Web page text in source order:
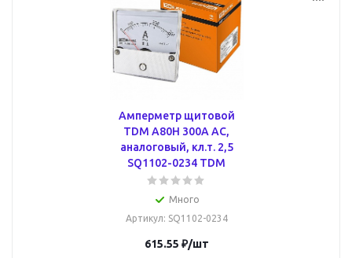
Амперметр щитовой
TDM А80Н 300А AC,
аналоговый, кл.т. 2,5
SQ1102-0234 TDM
Много
Артикул: SQ1102-0234
615.55 ₽/шт